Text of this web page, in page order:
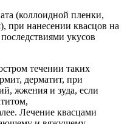
(коллоидной пленки,
при нанесении квасцов на
укусов
течении таких
дерматит, при
жжения и зуда, если
Лечение квасцами